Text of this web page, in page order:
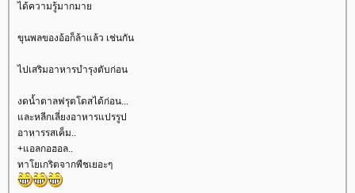
ได้ความรู้มากมา
ขุนพลของอ้อก็ล้าแล้ว เช่นกัน
ไปเสริมอาหารบำรุงตับก่อน
งดน้ำตาลฟรุตโดสได้ก่อน...
ละหลีกเลี่ยงอาหารแปรรูป
อาหารรสเค็ม..
+แอลกอฮอล..
ทาโยเกริตจากพืชเยอะๆ